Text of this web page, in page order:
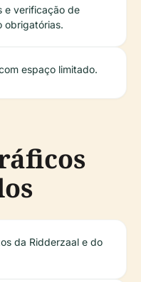
e verificação de
obrigatórias.
espaço limitado.
da Ridderzaal e do